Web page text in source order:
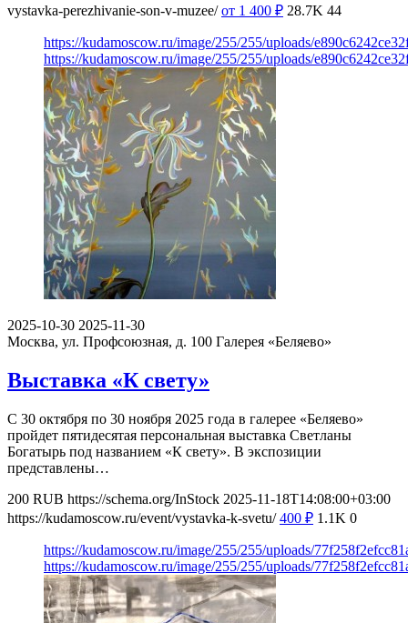
vystavka-perezhivanie-son-v-muzee/ от 1 400 ₽ 28.7K 44
https://kudamoscow.ru/image/255/255/uploads/
https://kudamoscow.ru/image/255/255/uploads/
2025-10-30 2025-11-30
Москва, ул. Профсоюзная, д. 100 Галерея «Беляево»
Выставка «К свету»
С 30 октября по 30 ноября 2025 года в галерее «Беляево»
пройдет пятидесятая персональная выставка Светланы
Богатырь под названием «К свету». В экспозиции
представлены…
200 RUB https://schema.org/InStock 2025-11-18T14:08:00+03:00
https://kudamoscow.ru/event/vystavka-k-svetu/ 400 ₽ 1.1K 0
https://kudamoscow.ru/image/255/255/uploads/
https://kudamoscow.ru/image/255/255/uploads/